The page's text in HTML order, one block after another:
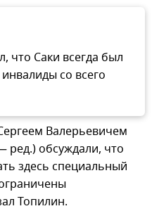
что Саки всегда был
со всего
Валерьевичем
обсуждали, что
здесь специальный
Топилин.